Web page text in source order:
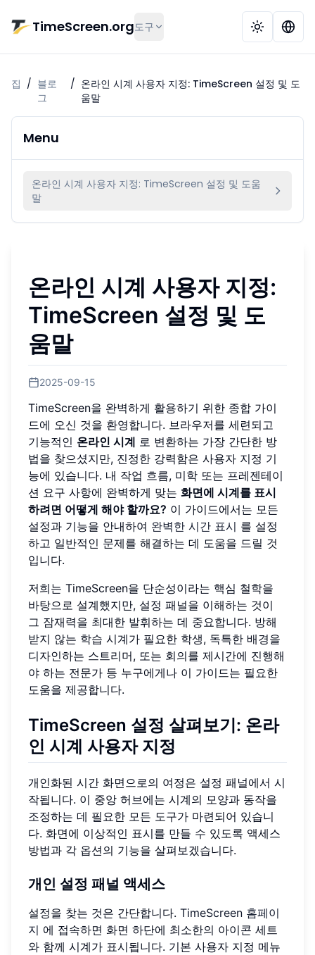
TimeScreen.org도구
집 / 블로
그
/ 온라인 시계 사용자 지정: TimeScreen 설정 및 도
움말
Menu
온라인 시계 사용자 지정: TimeScreen 설정 및 도움
말
온라인 시계 사용자 지정:
TimeScreen 설정 및 도
움말
2025-09-15
TimeScreen을 완벽하게 활용하기 위한 종합 가이
드에 오신 것을 환영합니다. 브라우저를 세련되고
기능적인 온라인 시계 로 변환하는 가장 간단한 방
법을 찾으셨지만, 진정한 강력함은 사용자 지정 기
능에 있습니다. 내 작업 흐름, 미학 또는 프레젠테이
션 요구 사항에 완벽하게 맞는 화면에 시계를 표시
하려면 어떻게 해야 할까요? 이 가이드에서는 모든
설정과 기능을 안내하여 완벽한 시간 표시 를 설정
하고 일반적인 문제를 해결하는 데 도움을 드릴 것
입니다.
저희는 TimeScreen을 단순성이라는 핵심 철학을
바탕으로 설계했지만, 설정 패널을 이해하는 것이
그 잠재력을 최대한 발휘하는 데 중요합니다. 방해
받지 않는 학습 시계가 필요한 학생, 독특한 배경을
디자인하는 스트리머, 또는 회의를 제시간에 진행해
야 하는 전문가 등 누구에게나 이 가이드는 필요한
도움을 제공합니다.
TimeScreen 설정 살펴보기: 온라
인 시계 사용자 지정
개인화된 시간 화면으로의 여정은 설정 패널에서 시
작됩니다. 이 중앙 허브에는 시계의 모양과 동작을
조정하는 데 필요한 모든 도구가 마련되어 있습니
다. 화면에 이상적인 표시를 만들 수 있도록 액세스
방법과 각 옵션의 기능을 살펴보겠습니다.
개인 설정 패널 액세스
설정을 찾는 것은 간단합니다. TimeScreen 홈페이
지 에 접속하면 화면 하단에 최소한의 아이콘 세트
와 함께 시계가 표시됩니다. 기본 사용자 지정 메뉴